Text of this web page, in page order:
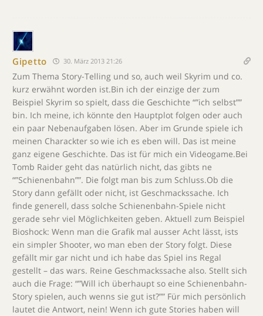
Gipetto 30. März 2013 21:26
Zum Thema Story-Telling und so, auch weil Skyrim und co.
kurz erwähnt worden ist.Bin ich der einzige der zum
Beispiel Skyrim so spielt, dass die Geschichte “”ich selbst””
bin. Ich meine, ich könnte den Hauptplot folgen oder auch
ein paar Nebenaufgaben lösen. Aber im Grunde spiele ich
meinen Charackter so wie ich es eben will. Das ist meine
ganz eigene Geschichte. Das ist für mich ein Videogame.Bei
Tomb Raider geht das natürlich nicht, das gibts ne
“”Schienenbahn””. Die folgt man bis zum Schluss.Ob die
Story dann gefällt oder nicht, ist Geschmackssache. Ich
finde generell, dass solche Schienenbahn-Spiele nicht
gerade sehr viel Möglichkeiten geben. Aktuell zum Beispiel
Bioshock: Wenn man die Grafik mal ausser Acht lässt, ists
ein simpler Shooter, wo man eben der Story folgt. Diese
gefällt mir gar nicht und ich habe das Spiel ins Regal
gestellt – das wars. Reine Geschmackssache also. Stellt sich
auch die Frage: “”Will ich überhaupt so eine Schienenbahn-
Story spielen, auch wenns sie gut ist?”” Für mich persönlich
lautet die Antwort, nein! Wenn ich gute Stories haben will